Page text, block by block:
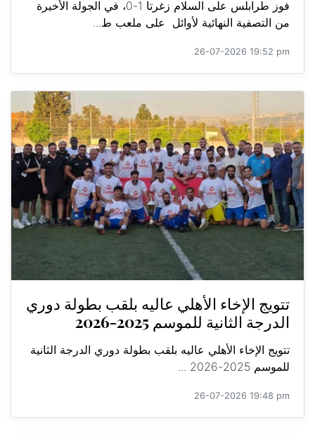
فوز طرابلس على السلام زغرتا 1-0، في الجولة الأخيرة
من التصفية النهائية لأوائل على ملعب ط...
26-07-2026 19:52 pm
تتويج الإخاء الأهلي عاليه بلقب بطولة دوري
الدرجة الثانية للموسم 2025-2026
تتويج الإخاء الأهلي عاليه بلقب بطولة دوري الدرجة الثانية
للموسم 2025-2026 ...
26-07-2026 19:48 pm